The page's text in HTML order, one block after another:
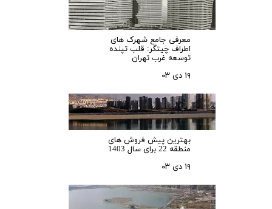
معرفی جامع شهرک‌ های
اطراف چیتگر: قلب تپنده
توسعه غرب تهران
۱۹ دی ۰۳
بهترین پیش فروش های
منطقه 22 برای سال 1403
۱۹ دی ۰۳